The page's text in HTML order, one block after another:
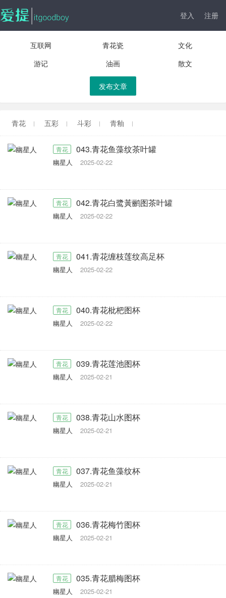
登入 注册
互联网 青花瓷
文化
游记
油画 散文
发布文章
青花 五彩 斗彩 青釉
青花 043.青花鱼藻纹茶叶罐
幽星人 2025-02-22
青花 042.青花白鹭黃鹂图茶叶罐
幽星人 2025-02-22
青花 041.青花缠枝莲纹高足杯
幽星人 2025-02-22
青花 040.青花枇杷图杯
幽星人 2025-02-22
青花 039.青花莲池图杯
幽星人 2025-02-21
青花 038.青花山水图杯
幽星人 2025-02-21
青花 037.青花鱼藻纹杯
幽星人 2025-02-21
青花 036.青花梅竹图杯
幽星人 2025-02-21
青花 035.青花腊梅图杯
幽星人 2025-02-21